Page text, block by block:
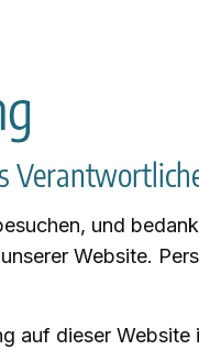
und
Website.
auf dieser